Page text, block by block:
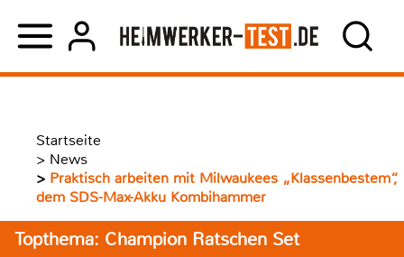
Startseite
> News
> Praktisch arbeiten mit Milwaukees „Klassenbestem“,
dem SDS-Max-Akku Kombihammer
Topthema: Champion Ratschen Set